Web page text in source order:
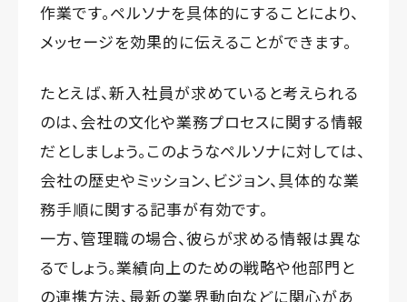
作業です。ペルソナを具体的にすることにより、
メッセージを効果的に伝えることができます。
たとえば、新入社員が求めていると考えられる
のは、会社の文化や業務プロセスに関する情報
だとしましょう。このようなペルソナに対しては、
会社の歴史やミッション、ビジョン、具体的な業
務手順に関する記事が有効です。
一方、管理職の場合、彼らが求める情報は異な
るでしょう。業績向上のための戦略や他部門と
の連携方法、最新の業界動向などに関心があ